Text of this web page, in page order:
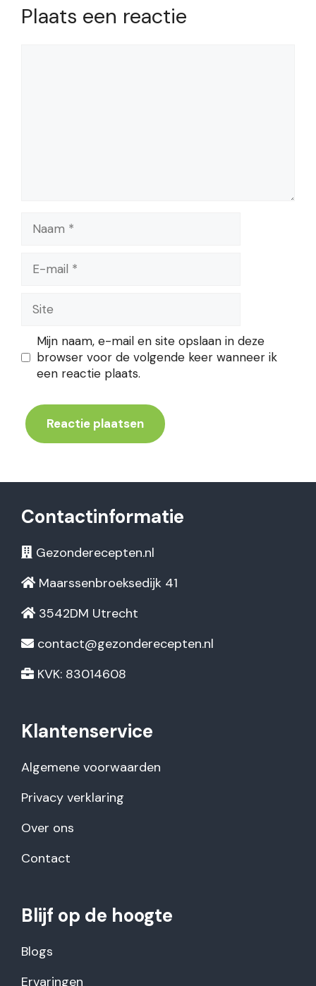
Plaats een reactie
mail
Mijn naam, e-mail en site opslaan in deze
browser voor de volgende keer wanneer ik
een reactie plaats.
Contactinformatie
Gezonderecepten.nl
Maarssenbroeksedijk 41
3542DM Utrecht
contact@gezonderecepten.nl
KVK: 83014608
Klantenservice
Algemene voorwaarden
Privacy verklaring
Over ons
Contact
Blijf op de hoogte
Blogs
Ervaringen